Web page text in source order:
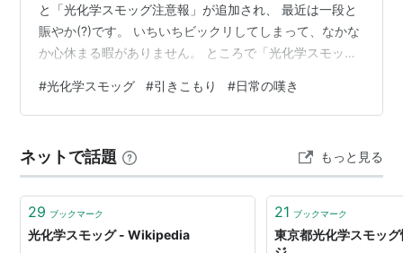
と「光化学スモッグ注意報」が追加され、 最近は一段と
賑やか(?)です。 いちいちビックリしてしまって、なかな
か心休まる暇がありません。 ところで「光化学スモッ
ていたような気がする。 いろんな規制で「光化学スモッ
グ」って無くなったんじゃないの？ と思い立ちGoogle先
を受けて化学反応を起こし、 有害な「光化学オキシダン
ト」に変わって空気が白くかすむ大気汚染のことです。
主に気温が高く、日差…
#光化学スモッグ #引きこもり #日常の嘆き
ネットで話題 もっと見る
29 ブックマーク
光化学スモッグ - Wikipedia
21 ブックマーク
東京都光化学スモッ